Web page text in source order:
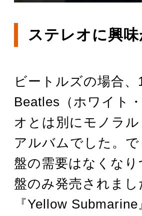
ステレオに興
ビートルズの場合
Beatles（ホワイト
オとは別にモノラ
アルバムでした。
盤の需要はなくな
盤のみ発売されま
『Yellow